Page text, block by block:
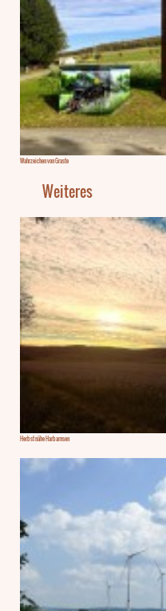
Wahrzeichen von Graste
Weiteres
Herbst nähe Harbarnsen